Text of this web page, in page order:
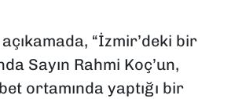
“İzmir’deki bir
Sayın Rahmi Koç’un,
ortamında yaptığı bir